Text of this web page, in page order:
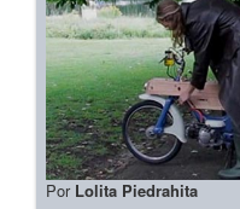
Por Lolita Piedrahita